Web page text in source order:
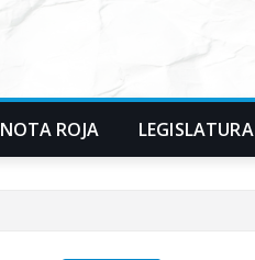
NOTA ROJA LEGISLATURA